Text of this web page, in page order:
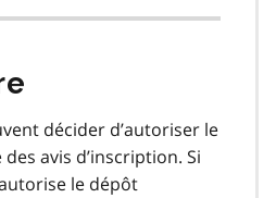
décider d’autoriser le
avis d’inscription. Si
le dépôt